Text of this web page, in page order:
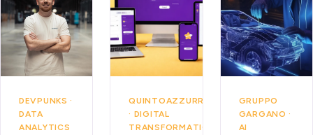
DEVPUNKS ·
DATA
ANALYTICS
QUINTOAZZURRA
· DIGITAL
TRANSFORMATION
GRUPPO
GARGANO ·
AI